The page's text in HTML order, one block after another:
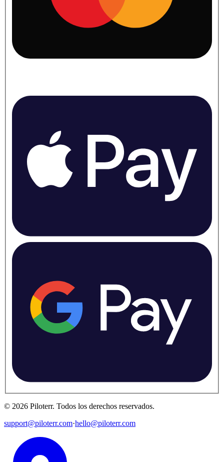
© 2026 Piloterr. Todos los derechos reservados.
support@piloterr.com·hello@piloterr.com